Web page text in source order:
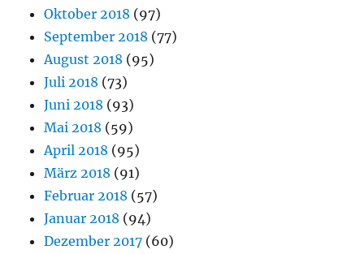
Oktober 2018 (97)
September 2018 (77)
August 2018 (95)
Juli 2018 (73)
Juni 2018 (93)
Mai 2018 (59)
April 2018 (95)
März 2018 (91)
Februar 2018 (57)
Januar 2018 (94)
Dezember 2017 (60)